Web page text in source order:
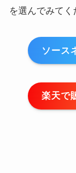
を選んでみてく
ソース
楽天で